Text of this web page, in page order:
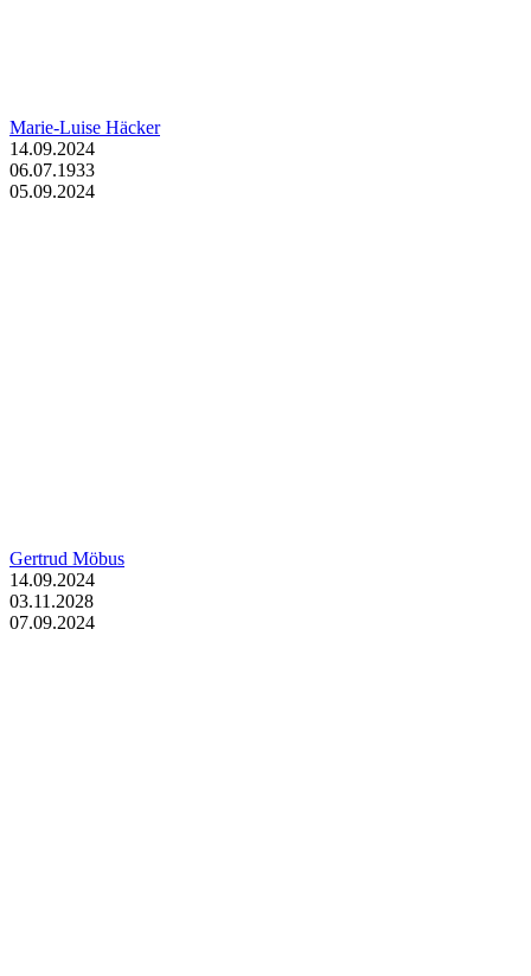
Marie-Luise Häcker
14.09.2024
06.07.1933
05.09.2024
Gertrud Möbus
14.09.2024
03.11.2028
07.09.2024